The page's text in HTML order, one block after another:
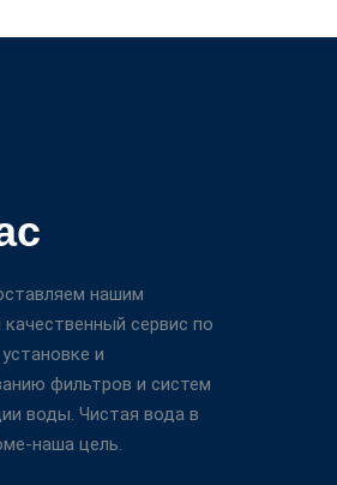
нашим
сервис по
и
фильтров и систем
воды. Чистая вода в
наша цель.